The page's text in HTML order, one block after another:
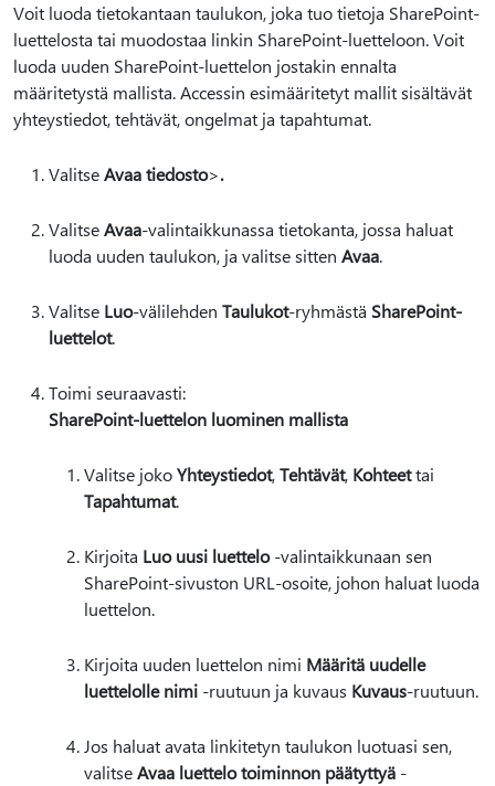
Voit luoda tietokantaan taulukon, joka tuo tietoja SharePoint-
luettelosta tai muodostaa linkin SharePoint-luetteloon. Voit
luoda uuden SharePoint-luettelon jostakin ennalta
määritetystä mallista. Accessin esimääritetyt mallit sisältävät
yhteystiedot, tehtävät, ongelmat ja tapahtumat.
ValitseAvaa tiedosto>.
ValitseAvaa-valintaikkunassa tietokanta, jossa haluat
luoda uuden taulukon, ja valitse sitten Avaa.
Valitse Luo-välilehden Taulukot-ryhmästä SharePoint-
luettelot.
Toimi seuraavasti:
SharePoint-luettelon luominen mallista
Valitse jokoYhteystiedot,Tehtävät, Kohteettai
Tapahtumat.
Kirjoita Luo uusi luettelo-valintaikkunaan sen
SharePoint-sivuston URL-osoite, johon haluat luoda
luettelon.
Kirjoita uuden luettelon nimi Määritä uudelle
luettelolle nimi -ruutuun ja kuvaus Kuvaus-ruutuun.
Jos haluat avata linkitetyn taulukon luotuasi sen,
valitseAvaa luettelo toiminnon päätyttyä -